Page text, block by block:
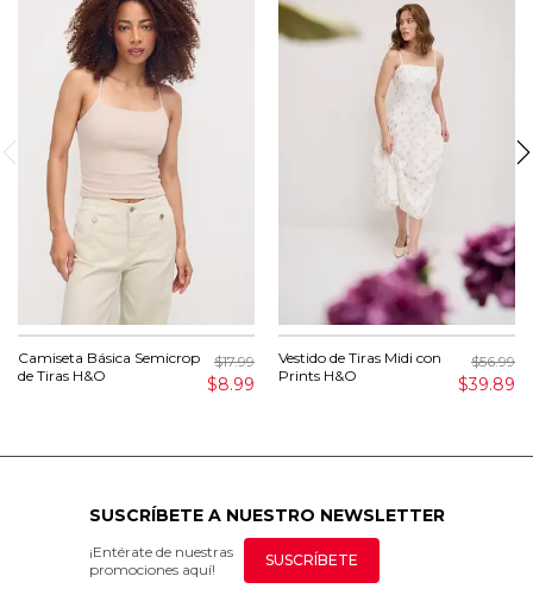
Camiseta Básica Semicrop
de Tiras H&O
$17.99
$8.99
Vestido de Tiras Midi con
Prints H&O
$56.99
$39.89
SUSCRÍBETE A NUESTRO NEWSLETTER
¡Entérate de nuestras
promociones aquí!
SUSCRÍBETE